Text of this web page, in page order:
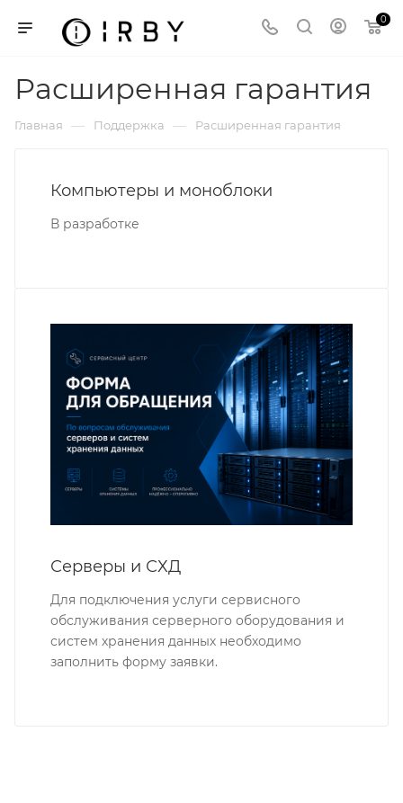
0
Расширенная гарантия
Главная — Поддержка — Расширенная гарантия
Компьютеры и моноблоки
В разработке
Серверы и СХД
Для подключения услуги сервисного
обслуживания серверного оборудования и
систем хранения данных необходимо
заполнить форму заявки.